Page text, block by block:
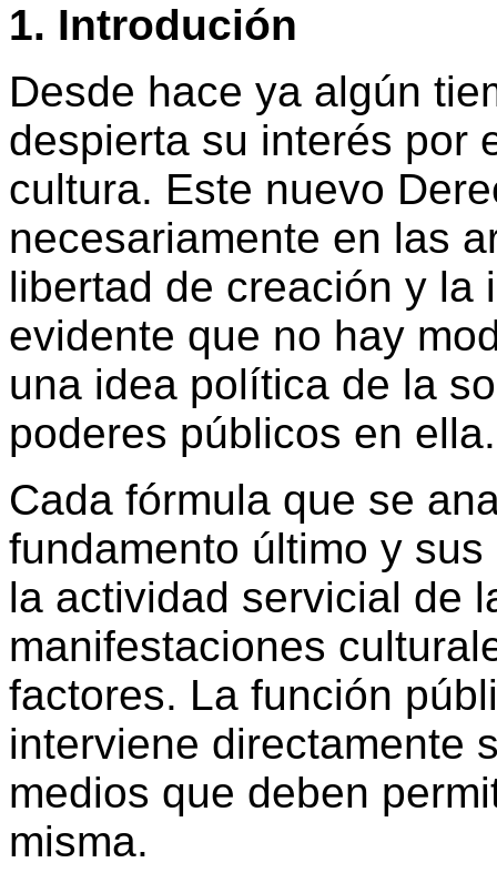
1. Introdución
Desde hace ya algún
despierta su interés por
cultura. Este nuevo
necesariamente en las
libertad de creación y la
evidente que no hay
una idea política de la
poderes públicos en ella.
Cada fórmula que se
fundamento último y
la actividad servicial de
manifestaciones
factores. La función
interviene directamente
medios que deben
misma.